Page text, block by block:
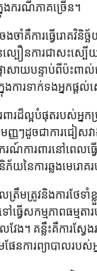
ករណីភាគច្រើន។
ាំគឺការធ្វើរោគវិនិច្
ល្បឿនការជាសះស្បើ
តាសាយបន្ទាប់ពីប៉ះ
នុងការទាក់ទងអ្នកផ្
ារពារដ៏ល្អបំផុតរបស់
មញ្ញៗដូចជាការជៀ
រណ៍ការពារនៅពេលធ្វ
យនៃការឆ្លងមេរោ
ត្រឹមត្រូវនិងការថែទ
ធ្វើសកម្មភាពធម្ម
។ គន្លឹះគឺការស្វែង
ាមផែនការព្យាបាលរ